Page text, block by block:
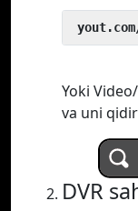
Yoki
va uni
DVR